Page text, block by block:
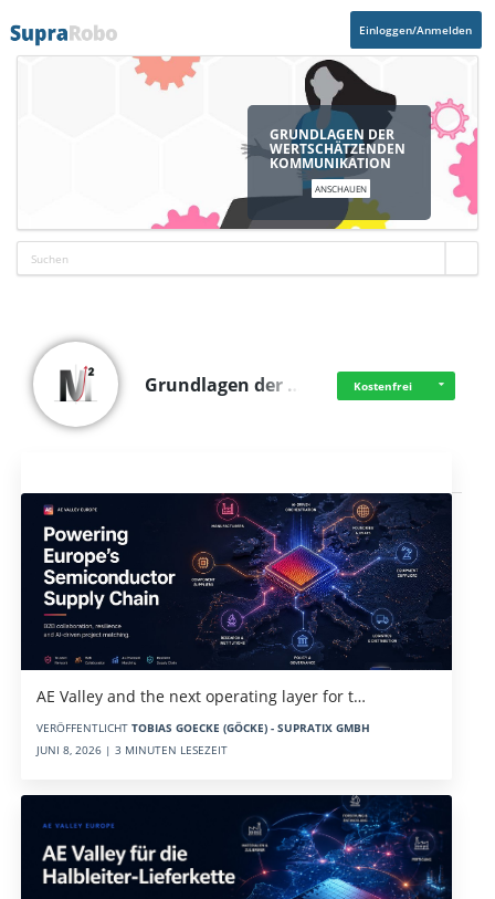
Einloggen/Anmelden
GRUNDLAGEN DER
WERTSCHÄTZENDEN
KOMMUNIKATION
ANSCHAUEN
Grundlagen der … Kostenfrei
AE Valley and the next operating layer for t…
VERÖFFENTLICHT TOBIAS GOECKE (GÖCKE) - SUPRATIX GMBH
JUNI 8, 2026 | 3 MINUTEN LESEZEIT